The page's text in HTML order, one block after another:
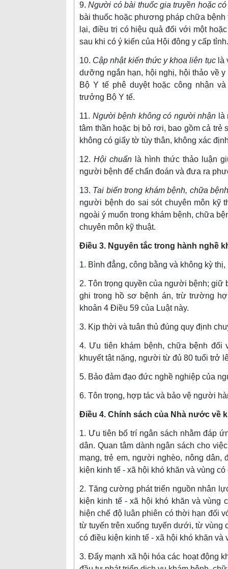
9. Người có bài thuốc gia truyền hoặc
bài thuốc hoặc phương pháp chữa
lại, điều trị có hiệu quả đối với một
sau khi có ý kiến của Hội đông y cấp tỉnh.
10. Cập nhật kiến thức y khoa liên tục là
dưỡng ngắn hạn, hội nghị, hội thảo về
Bộ Y tế phê duyệt hoặc công nhận
trưởng Bộ Y tế.
11. Người bệnh không có người nhận
tâm thần hoặc bị bỏ rơi, bao gồm cả
không có giấy tờ tùy thân, không xác
12. Hội chuẩn là hình thức thảo luận
người bệnh để chẩn đoán và đưa ra
13. Tai biến trong khám bệnh, chữa
người bệnh do sai sót chuyên môn kỹ
ngoài ý muốn trong khám bệnh, chữa
chuyên môn kỹ thuật.
Điều 3. Nguyên tắc trong hành nghề
1. Bình đẳng, công bằng và không kỳ
2. Tôn trọng quyền của người bệnh;
ghi trong hồ sơ bệnh án, trừ trường
khoản 4 Điều 59 của Luật này.
3. Kịp thời và tuân thủ đúng quy định
4. Ưu tiên khám bệnh, chữa bệnh
khuyết tật nặng, người từ đủ 80 tuổi trở
5. Bảo đảm đạo đức nghề nghiệp của
6. Tôn trọng, hợp tác và bảo vệ người
Điều 4. Chính sách của Nhà nước về
1. Ưu tiên bố trí ngân sách nhằm đáp
dân. Quan tâm dành ngân sách cho
mạng, trẻ em, người nghèo, nông dân,
kiện kinh tế - xã hội khó khăn và vùng
2. Tăng cường phát triển nguồn nhân
kiện kinh tế - xã hội khó khăn và vùng
hiện chế độ luân phiên có thời hạn đối
từ tuyến trên xuống tuyến dưới, từ vùng
có điều kiện kinh tế - xã hội khó khăn
3. Đẩy mạnh xã hội hóa các hoạt động